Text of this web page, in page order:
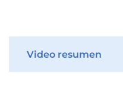
Video resumen